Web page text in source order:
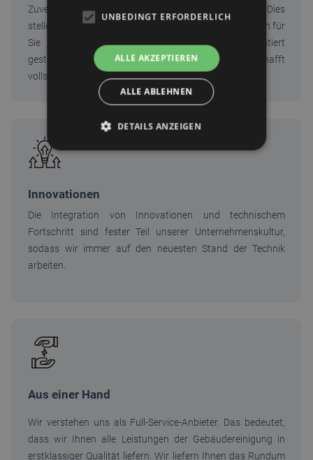
Zuverlässigkeit ist bei der Gebäudereinigung essenziell. Dies
stellen wir sicher, indem wir unser Leistungsversprechen für
Sie reaktionsfähig, termingerecht und ergebnisorientiert
gestalten. Unserer digitale Zeiterfassung schafft
vollständige Transparenz und das in Echtzeit.
Innovationen
Die Integration von Innovationen und technischem
Fortschritt sind fester Teil unserer Unternehmenskultur,
sodass wir immer auf den neuesten Stand der Technik
arbeiten.
Aus einer Hand
Wir verstehen uns als Full-Service-Anbieter. Das bedeutet,
dass wir Ihnen alle Leistungen der Gebäudereinigung in
erstklassiger Qualität liefern. Wir liefern Ihnen das Rundum
UNBEDINGT ERFORDERLICH
ALLE AKZEPTIEREN
ALLE ABLEHNEN
DETAILS ANZEIGEN